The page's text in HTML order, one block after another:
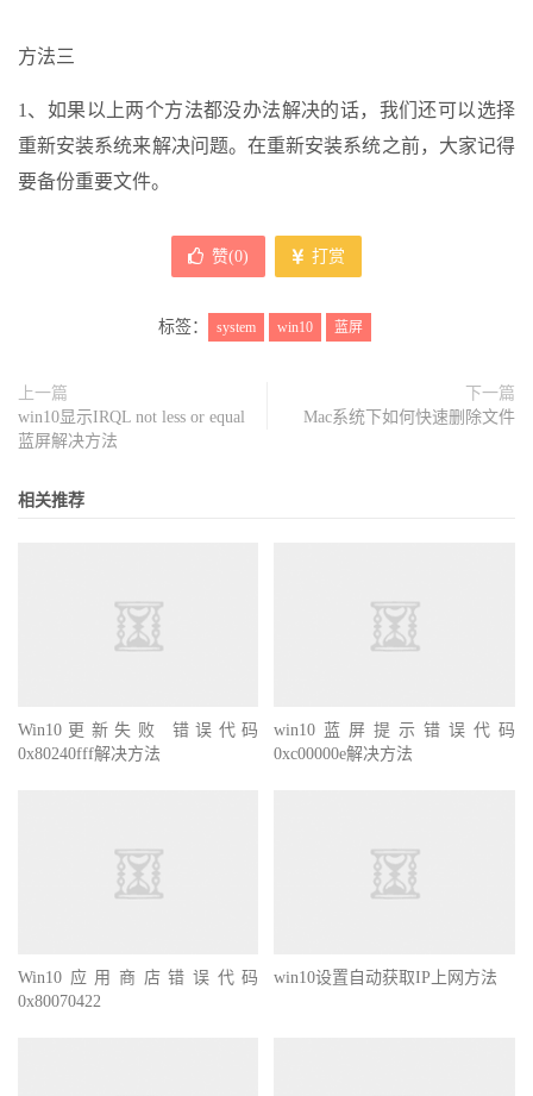
方法三
1、如果以上两个方法都没办法解决的话，我们还可以选择
重新安装系统来解决问题。在重新安装系统之前，大家记得
要备份重要文件。
赞(0) 打赏
标签： system win10 蓝屏
上一篇
win10显示IRQL not less or equal
蓝屏解决方法
下一篇
Mac系统下如何快速删除文件
相关推荐
Win10更新失败 错误代码
0x80240fff解决方法
win10蓝屏提示错误代码
0xc00000e解决方法
Win10应用商店错误代码
0x80070422
win10设置自动获取IP上网方法